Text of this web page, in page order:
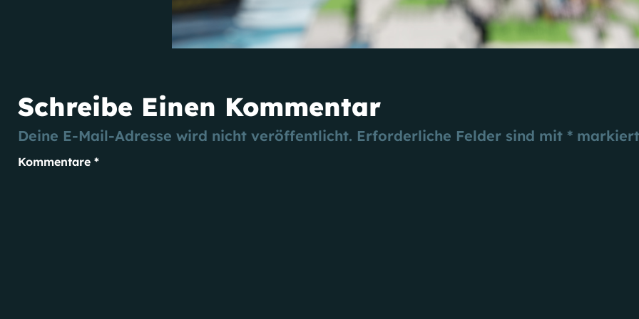
Schreibe Einen Kommentar
Deine E-Mail-Adresse wird nicht veröffentlicht. Erforderliche Felder sind mit * markiert
Kommentare *